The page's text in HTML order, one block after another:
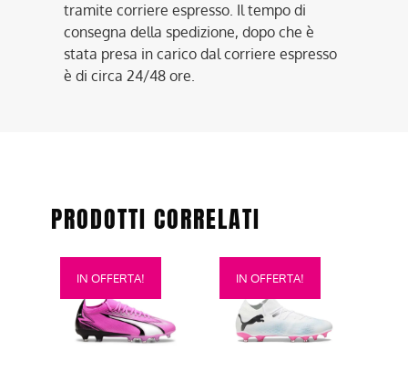
tramite corriere espresso. Il tempo di
consegna della spedizione, dopo che è
stata presa in carico dal corriere espresso
è di circa 24/48 ore.
PRODOTTI CORRELATI
IN OFFERTA!
Questo
prodotto
IN OFFERTA!
Questo
prodotto